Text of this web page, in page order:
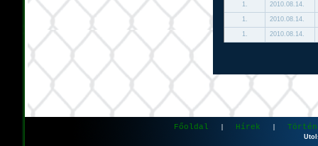
1. 2010.08.14.
1. 2010.08.14.
1. 2010.08.14.
Főoldal Hírek